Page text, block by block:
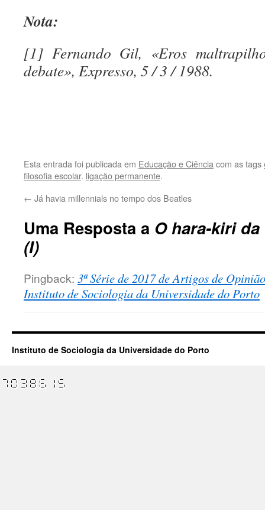
Nota:
[1] Fernando Gil, «Eros
debate», Expresso, 5 / 3 / 1988.
Esta entrada foi publicada em Educação e Ciência com as tags
filosofia escolar. ligação permanente.
← Já havia millennials no tempo dos Beatles
Uma Resposta a O hara-kiri
(I)
Pingback: 3ª Série de 2017 de Artigos de
Instituto de Sociologia da Universidade do Porto
Instituto de Sociologia da Universidade do Porto